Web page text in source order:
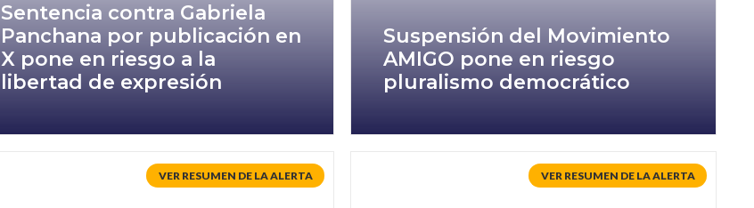
Sentencia contra Gabriela
Panchana por publicación en
X pone en riesgo a la
libertad de expresión
Suspensión del Movimiento
AMIGO pone en riesgo
pluralismo democrático